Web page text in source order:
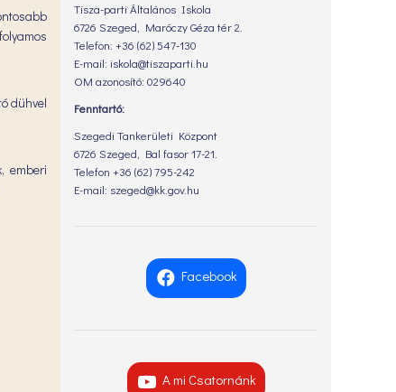
dühvel
emberi
Tisza-parti Általános Iskola
6726 Szeged, Maróczy Géza tér 2.
Telefon: +36 (62) 547-130
E-mail: iskola@tiszaparti.hu
OM azonosító: 029640
Fenntartó:
Szegedi Tankerületi Központ
6726 Szeged, Bal fasor 17-21.
Telefon +36 (62) 795-242
E-mail: szeged@kk.gov.hu
Facebook
A mi Csatornánk